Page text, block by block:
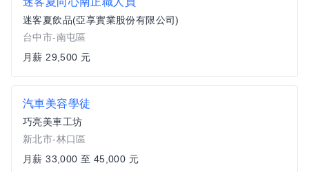
迷客夏飲品(亞享實業股份有限公司)
台中市-南屯區
月薪 29,500 元
汽車美容學徒
巧亮美車工坊
新北市-林口區
月薪 33,000 至 45,000 元